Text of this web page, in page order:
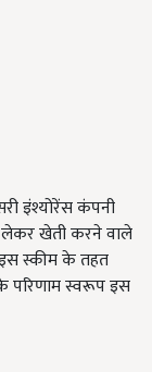
इंश्योरेंस कंपनी
लेकर खेती करने वाले
स्कीम के तहत
परिणाम स्वरूप इस